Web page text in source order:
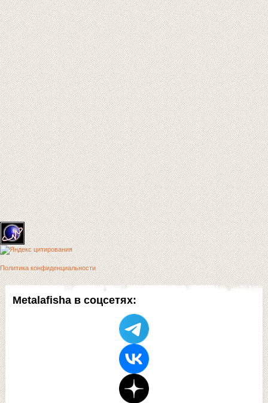
Metalafisha в соцсетях:
Политика конфиденциальности